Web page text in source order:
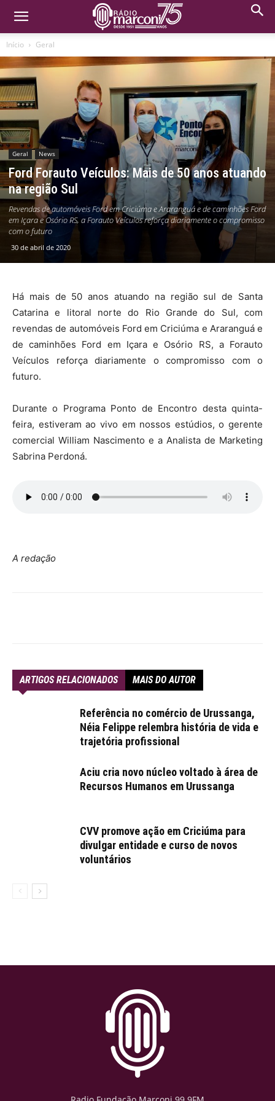
Início Geral
Geral News
Ford Forauto Veículos: Mais de 50 anos atuando
na região Sul
Revendas de automóveis Ford em Criciúma e Araranguá e de caminhões Ford
em Içara e Osório RS, a Forauto Veículos reforça diariamente o compromisso
com o futuro
30 de abril de 2020
Há mais de 50 anos atuando na região sul de Santa
Catarina e litoral norte do Rio Grande do Sul, com
revendas de automóveis Ford em Criciúma e Araranguá e
de caminhões Ford em Içara e Osório RS, a Forauto
Veículos reforça diariamente o compromisso com o
futuro.
Durante o Programa Ponto de Encontro desta quinta-
feira, estiveram ao vivo em nossos estúdios, o gerente
comercial William Nascimento e a Analista de Marketing
Sabrina Perdoná.
A redação
ARTIGOS RELACIONADOS MAIS DO AUTOR
Referência no comércio de Urussanga,
Néia Felippe relembra história de vida e
trajetória profissional
Aciu cria novo núcleo voltado à área de
Recursos Humanos em Urussanga
CVV promove ação em Criciúma para
divulgar entidade e curso de novos
voluntários